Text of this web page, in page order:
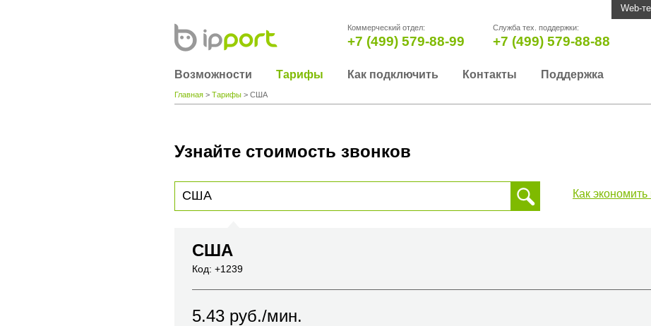
Web-
Коммерческий отдел:
+7 (499) 579-88-99
Служба тех. поддержки:
+7 (499) 579-88-88
Возможности Тарифы Как подключить Контакты Поддержка
Главная > Тарифы > США
Как
Узнайте стоимость звонков
США
Код: +1239
5.43 руб./мин.